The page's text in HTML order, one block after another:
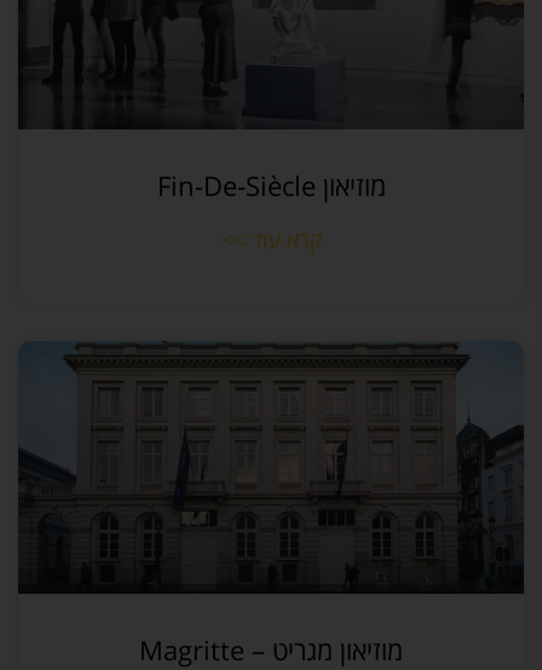
מוזיאון Fin-De-Siècle
קרא עוד >>
מוזיאון מגריט – Magritte